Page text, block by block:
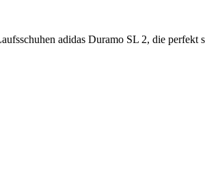
adidas Duramo SL 2, die perfekt